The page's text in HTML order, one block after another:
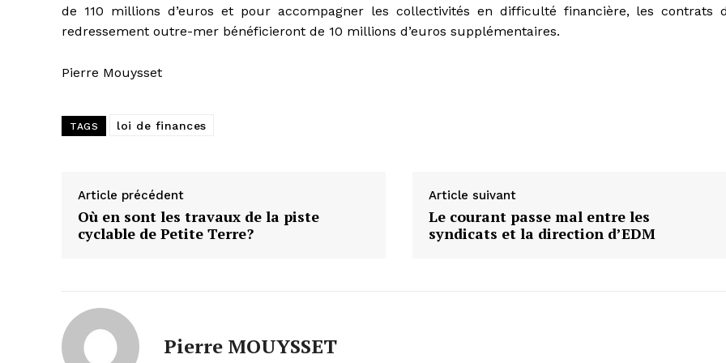
de 110 millions d’euros et pour accompagner les collectivités en difficulté financière, les contrats
redressement outre-mer bénéficieront de 10 millions d’euros supplémentaires.
Pierre Mouysset
TAGS loi de finances
Article précédent
Où en sont les travaux de la piste
cyclable de Petite Terre?
Article suivant
Le courant passe mal entre les
syndicats et la direction d’EDM
Pierre MOUYSSET